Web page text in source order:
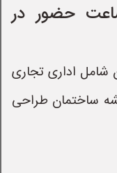
ساعت حضور در
شامل اداری تجاری
ساختمان طراحی